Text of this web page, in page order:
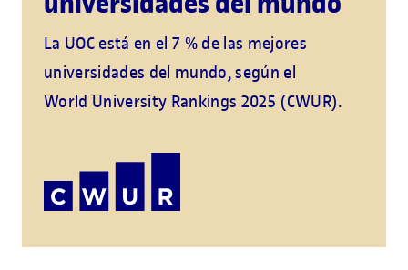
La UOC está en el 7 % de las mejores
universidades del mundo, según el
World University Rankings 2025 (CWUR).